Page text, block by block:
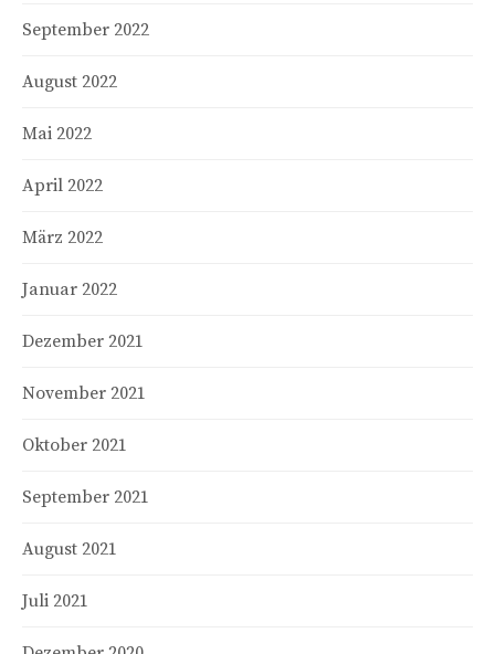
September 2022
August 2022
Mai 2022
April 2022
März 2022
Januar 2022
Dezember 2021
November 2021
Oktober 2021
September 2021
August 2021
Juli 2021